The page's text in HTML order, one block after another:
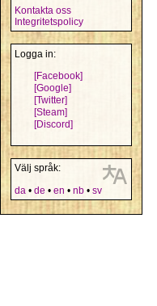
Kontakta oss
Integritetspolicy
Logga in:
[Facebook]
[Google]
[Twitter]
[Steam]
[Discord]
Välj språk:
da • de • en • nb • sv